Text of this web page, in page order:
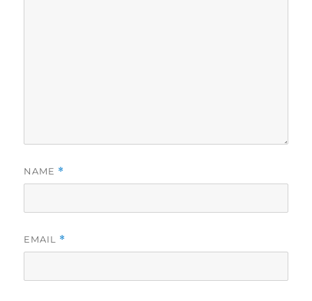
NAME *
EMAIL *